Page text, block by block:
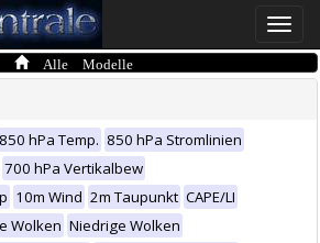
Toggle
Alle Modelle
850 hPa Temp. 850 hPa Stromlinien
700 hPa Vertikalbew
10m Wind 2m Taupunkt CAPE/LI
Wolken Niedrige Wolken